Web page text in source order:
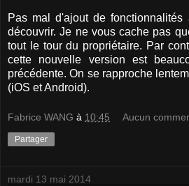
Pas mal d'ajout de
découvrir. Je ne vous cache pas
tout le tour du propriétaire. Par
cette nouvelle version est
précédente. On se rapproche
(iOS et Android).
Fabrice WANG à 10:45 Aucun
Partager
mardi 13 mai 2014